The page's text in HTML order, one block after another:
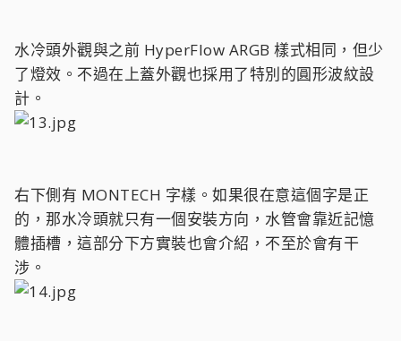
水冷頭外觀與之前 HyperFlow ARGB 樣式相同，但少
了燈效。不過在上蓋外觀也採用了特別的圓形波紋設
計。
右下側有 MONTECH 字樣。如果很在意這個字是正
的，那水冷頭就只有一個安裝方向，水管會靠近記憶
體插槽，這部分下方實裝也會介紹，不至於會有干
涉。